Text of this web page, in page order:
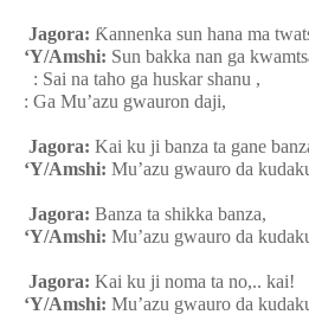
Jagora: Ƙannenka sun hana ma
‘Y/Amshi: Sun bakka nan ga
: Sai na taho ga huskar shanu ,
: Ga Mu’azu gwauron daji,
Jagora: Kai ku ji banza ta gane
‘Y/Amshi: Mu’azu gwauro da
Jagora: Banza ta shikka banza,
‘Y/Amshi: Mu’azu gwauro da
Jagora: Kai ku ji noma ta no,.. kai!
‘Y/Amshi: Mu’azu gwauro da